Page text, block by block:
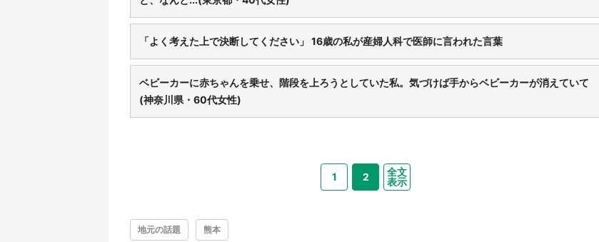
「よく考えた上で決断してください」 16歳の私が産婦人科で医師に言われた言葉
ベビーカーに赤ちゃんを乗せ、階段を上ろうとしていた私。気づけば手からベビーカーが消えていて
(神奈川県・60代女性)
1 2
全文
表示
地元の話題 熊本